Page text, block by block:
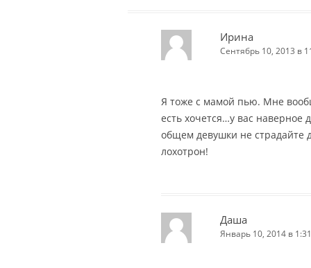
Ирина
Сентябрь 10, 2013 в
Я тоже с мамой пью. Мне
есть хочется…у вас наверное
общем девушки не страдайте
лохотрон!
Даша
Январь 10, 2014 в